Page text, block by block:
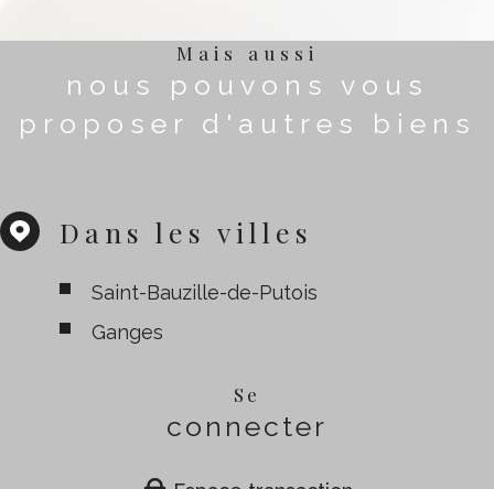
Mais aussi
nous pouvons vous
proposer d'autres biens
Dans les villes
Saint-Bauzille-de-Putois
Ganges
Se
connecter